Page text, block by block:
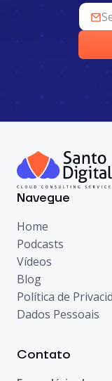
Navegue
Home
Podcasts
Vídeos
Blog
Política de
Dados Pessoais
Contato